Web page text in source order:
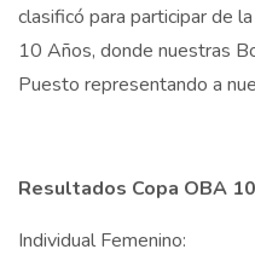
clasificó para participar de
10 Años, donde nuestras
Puesto representando a
Resultados Copa OBA
Individual Femenino: